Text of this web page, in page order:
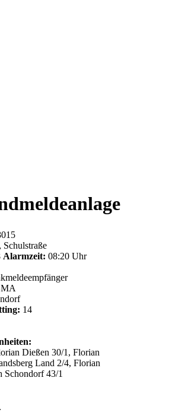
Schulstraße
Alarmzeit: 08:20 Uhr
14
Dießen 30/1, Florian
Land 2/4, Florian
Schondorf 43/1